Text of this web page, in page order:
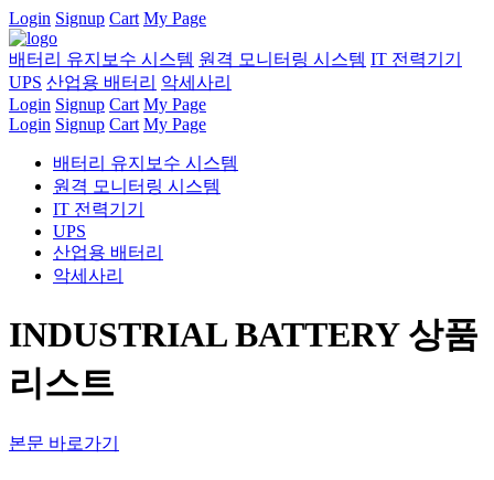
Login Signup Cart My Page
배터리 유지보수 시스템 원격 모니터링 시스템 IT 전력기기
UPS 산업용 배터리 악세사리
Login Signup Cart My Page
Login Signup Cart My Page
배터리 유지보수 시스템
원격 모니터링 시스템
IT 전력기기
UPS
산업용 배터리
악세사리
INDUSTRIAL BATTERY 상품
리스트
본문 바로가기